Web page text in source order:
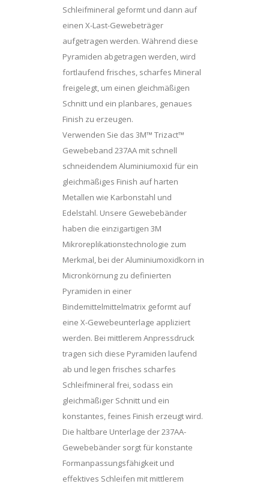
Schleifmineral geformt und dann auf
einen X-Last-Gewebeträger
aufgetragen werden. Während diese
Pyramiden abgetragen werden, wird
fortlaufend frisches, scharfes Mineral
freigelegt, um einen gleichmäßigen
Schnitt und ein planbares, genaues
Finish zu erzeugen.
Verwenden Sie das 3M™ Trizact™
Gewebeband 237AA mit schnell
schneidendem Aluminiumoxid für ein
gleichmäßiges Finish auf harten
Metallen wie Karbonstahl und
Edelstahl. Unsere Gewebebänder
haben die einzigartigen 3M
Mikroreplikationstechnologie zum
Merkmal, bei der Aluminiumoxidkorn in
Micronkörnung zu definierten
Pyramiden in einer
Bindemittelmittelmatrix geformt auf
eine X-Gewebeunterlage appliziert
werden. Bei mittlerem Anpressdruck
tragen sich diese Pyramiden laufend
ab und legen frisches scharfes
Schleifmineral frei, sodass ein
gleichmäßiger Schnitt und ein
konstantes, feines Finish erzeugt wird.
Die haltbare Unterlage der 237AA-
Gewebebänder sorgt für konstante
Formanpassungsfähigkeit und
effektives Schleifen mit mittlerem